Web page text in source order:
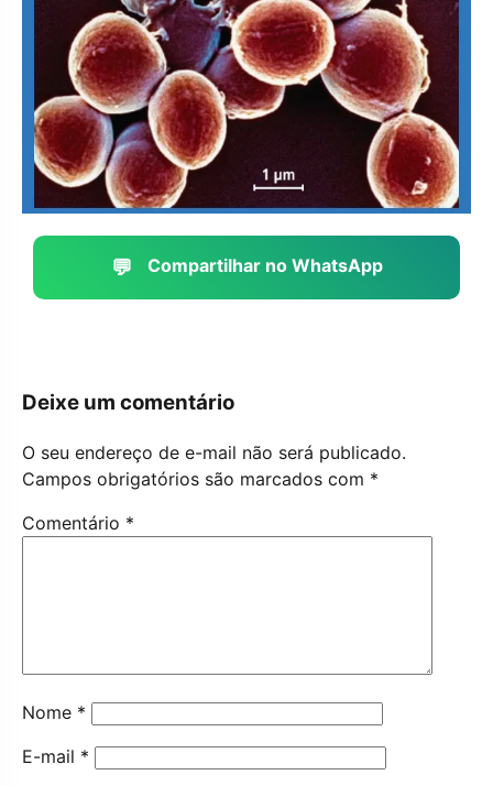
💬 Compartilhar no WhatsApp
Deixe um comentário
O seu endereço de e-mail não será publicado.
Campos obrigatórios são marcados com *
Comentário *
Nome *
E-mail *